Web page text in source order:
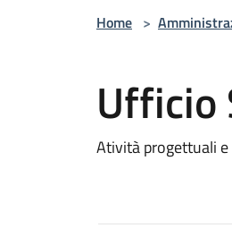
Home >
Ufficio
Atività progettuali